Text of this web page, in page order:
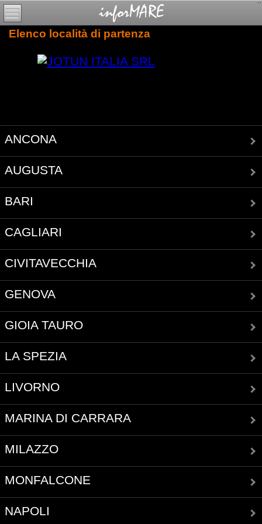
Elenco località di partenza
ANCONA
AUGUSTA
BARI
CAGLIARI
CIVITAVECCHIA
GENOVA
GIOIA TAURO
LA SPEZIA
LIVORNO
MARINA DI CARRARA
MILAZZO
MONFALCONE
NAPOLI